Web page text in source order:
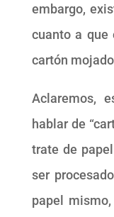
embargo,
cuanto a que
cartón
Aclaremos,
hablar de
trate de
ser
papel